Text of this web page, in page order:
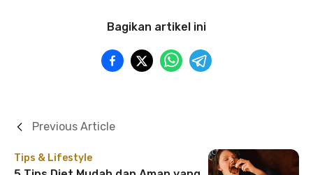
Bagikan artikel ini
Tips & Lifestyle
Previous Article